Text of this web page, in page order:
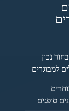
נכון
למבוגרים
סופגים